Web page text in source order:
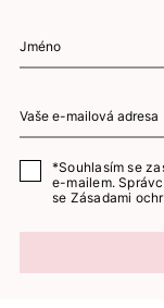
*Souhlasím se
e-mailem.
se Zásadami